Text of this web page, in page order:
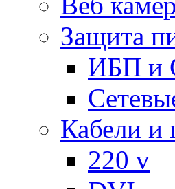
Защита
ИБП и
Кабели
220 v